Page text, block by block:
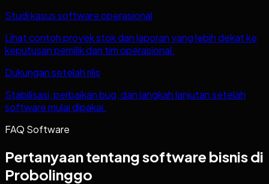
Studi kasus software operasional
Lihat contoh proyek stok dan laporan yang lebih dekat ke
keputusan pemilik dan tim operasional.
Dukungan setelah rilis
Stabilisasi, perbaikan bug, dan langkah lanjutan setelah
software mulai dipakai.
FAQ Software
Pertanyaan tentang software bisnis di
Probolinggo